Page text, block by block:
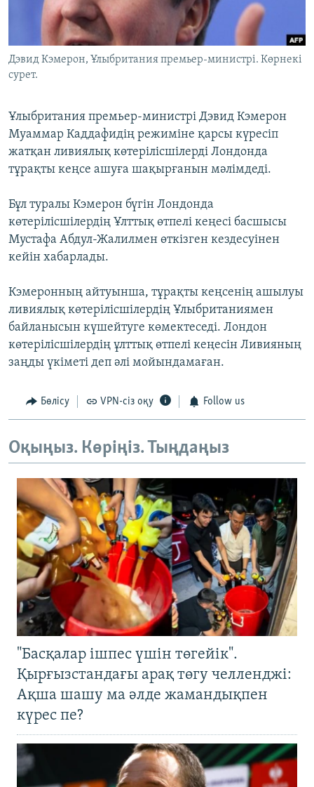
ЖАЗЫЛЫҢЫЗ
Басқа тілдерде
Дэвид Кэмерон, Ұлыбритания премьер-министрі. Көрнекі
сурет.
Ұлыбритания премьер-министрі Дэвид Кэмерон
Муаммар Каддафидің режиміне қарсы күресіп
жатқан ливиялық көтерілісшілерді Лондонда
тұрақты кеңсе ашуға шақырғанын мәлімдеді.
Бұл туралы Кэмерон бүгін Лондонда
көтерілісшілердің Ұлттық өтпелі кеңесі басшысы
Мустафа Абдул-Жалилмен өткізген кездесуінен
кейін хабарлады.
Кэмеронның айтуынша, тұрақты кеңсенің ашылуы
ливиялық көтерілісшілердің Ұлыбританиямен
байланысын күшейтуге көмектеседі. Лондон
көтерілісшілердің ұлттық өтпелі кеңесін Ливияның
заңды үкіметі деп әлі мойындамаған.
Бөлісу VPN-сіз оқу Follow us
Оқыңыз. Көріңіз. Тыңдаңыз
"Басқалар ішпес үшін төгейік".
Қырғызстандағы арақ төгу челленджі:
Ақша шашу ма әлде жамандықпен
күрес пе?